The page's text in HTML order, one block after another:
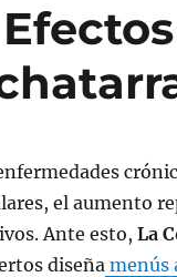
el aumento
Ante esto, La
diseñamenús